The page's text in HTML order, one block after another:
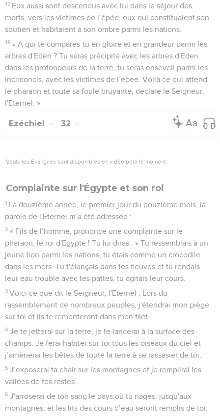
17 Eux aussi sont descendus avec lui dans le séjour des
morts, vers les victimes de l’épée, eux qui constituaient son
soutien et habitaient à son ombre parmi les nations.
18 » A qui te compares-tu en gloire et en grandeur parmi les
arbres d'Eden ? Tu seras précipité avec les arbres d'Eden
dans les profondeurs de la terre, tu seras enseveli parmi les
incirconcis, avec les victimes de l’épée. Voilà ce qui attend
le pharaon et toute sa foule bruyante, déclare le Seigneur,
l'Eternel. »
Ezéchiel 32
Seuls les Évangiles sont disponibles en vidéo pour le moment.
Complainte sur l'Égypte et son roi
1 La douzième année, le premier jour du douzième mois, la
parole de l'Eternel m’a été adressée :
2 « Fils de l’homme, prononce une complainte sur le
pharaon, le roi d'Egypte ! Tu lui diras : » Tu ressemblais à un
jeune lion parmi les nations, tu étais comme un crocodile
dans les mers. Tu t'élançais dans tes fleuves et tu rendais
leur eau trouble avec tes pattes, tu agitais leur cours.
3 Voici ce que dit le Seigneur, l'Eternel : Lors du
rassemblement de nombreux peuples, j'étendrai mon piège
sur toi et ils te remonteront dans mon filet.
4 Je te jetterai sur la terre, je te lancerai à la surface des
champs. Je ferai habiter sur toi tous les oiseaux du ciel et
j’amènerai les bêtes de toute la terre à se rassasier de toi.
5 J’exposerai ta chair sur les montagnes et je remplirai les
vallées de tes restes.
6 J'arroserai de ton sang le pays où tu nages, jusqu'aux
montagnes, et les lits des cours d’eau seront remplis de toi.